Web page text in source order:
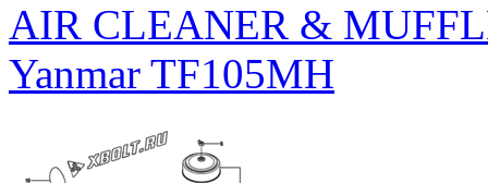
AIR CLEANER &
Yanmar TF105MH